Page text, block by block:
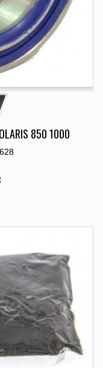
850 1000